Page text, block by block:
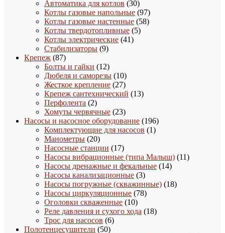
Автоматика для котлов 3030
товаров
Котлы газовые напольные 9797
товаров
Котлы газовые настенные 5858
Котлы твердотопливные 55
Котлы электрические 4141
Стабилизаторы 99
Крепеж 8787
товаров
Болты и гайки 1212
товаров
Дюбеля и саморезы 1010
товаров
Жесткое крепление 2727
товаров
Крепеж сантехнический 1313
Перфолента 22
товара
Хомуты червячные 2323
товара
Насосы и насосное оборудование 196196
Комплектующие для насосов 11
Манометры 2020
товаров
Насосные станции 1717
товаров
Насосы вибрационные (типа Малыш) 1111
Насосы дренажные и фекальные 1414
Насосы канализационные 33
товара
Насосы погружные (скважинные) 1818
Насосы циркуляционные 7878
Оголовки скваженные 1010
товаров
Реле давления и сухого хода 1818
Трос для насосов 66
Полотенцесушители 5050